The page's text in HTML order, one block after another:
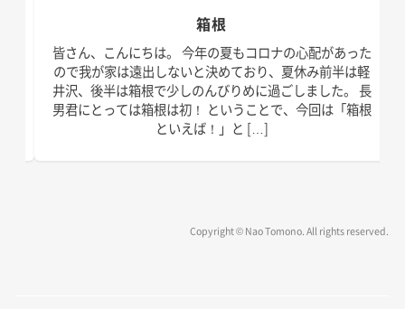
箱根
皆さん、こんにちは。 今年の夏もコロナの心配があった
ので我が家は遠出しないと決めており、夏休み前半は軽
井沢、後半は箱根で少しのんびりめに過ごしました。 長
男君にとっては箱根は初！ ということで、今回は「箱根
といえば！」と […]
Copyright © Nao Tomono. All rights reserved.